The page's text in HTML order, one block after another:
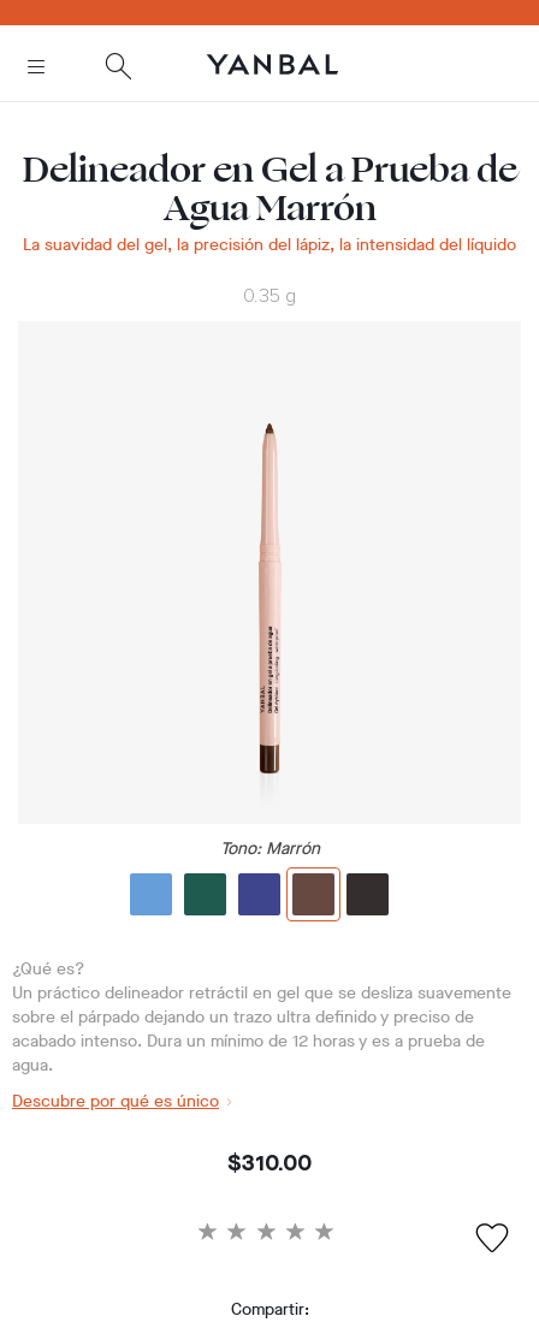
Delineador en Gel a Prueba de
Agua Marrón
La suavidad del gel, la precisión del lápiz, la intensidad del líquido
0.35 g
Tono: Marrón
¿Qué es?
Un práctico delineador retráctil en gel que se desliza suavemente
sobre el párpado dejando un trazo ultra definido y preciso de
acabado intenso. Dura un mínimo de 12 horas y es a prueba de
agua.
Descubre por qué es único
$310.00
Compartir: